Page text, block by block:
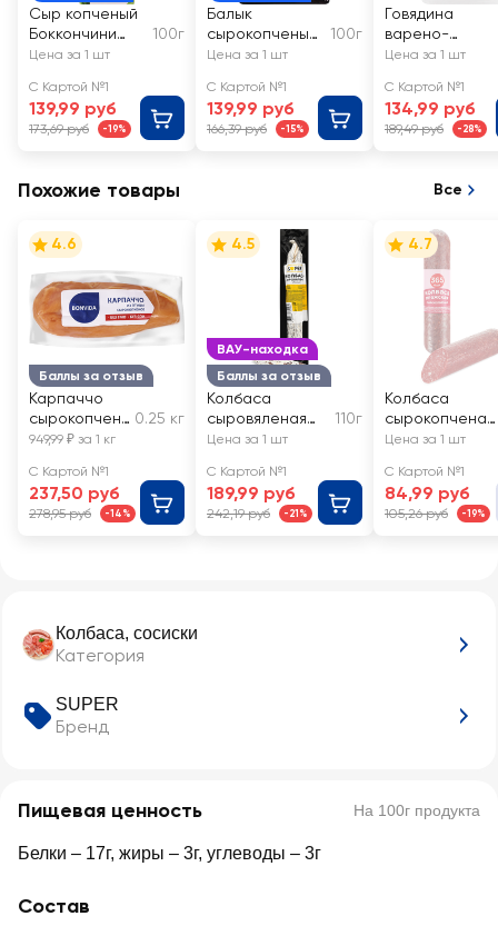
Колбаса, сосиски
Категория
SUPER
Бренд
Пищевая ценность На 100г продукта
Белки – 17г, жиры – 3г, углеводы – 3г
Состав
Сыр копченый
Боккончини
40%, без змж,
100г
Цена за 1 шт
С Картой №1
139,99 руб
173,69 руб -19%
Балык
сырокопченый
ЛЕНТА нарезка
100г
Цена за 1 шт
С Картой №1
139,99 руб
166,39 руб -15%
Говядина
варено-
копченая
Отборная,
категория А,
нарезка
Цена за 1 шт
С Картой №1
134,99 руб
189,49 руб -28%
Похожие товары Все
Баллы за отзыв
4.6
Карпаччо
сырокопчен
ое BONVIDA,
0.25 кг
949,99 ₽ за 1 кг
С Картой №1
237,50 руб
278,95 руб -14%
ВАУ-находка
Баллы за отзыв
4.5
Колбаса
сыровяленая
SUPER Вяленая
110г
Цена за 1 шт
С Картой №1
189,99 руб
242,19 руб -21%
4.7
Колбаса
сырокопченая
365 ДНЕЙ
Цена за 1 шт
С Картой №1
84,99 руб
105,26 руб -19%